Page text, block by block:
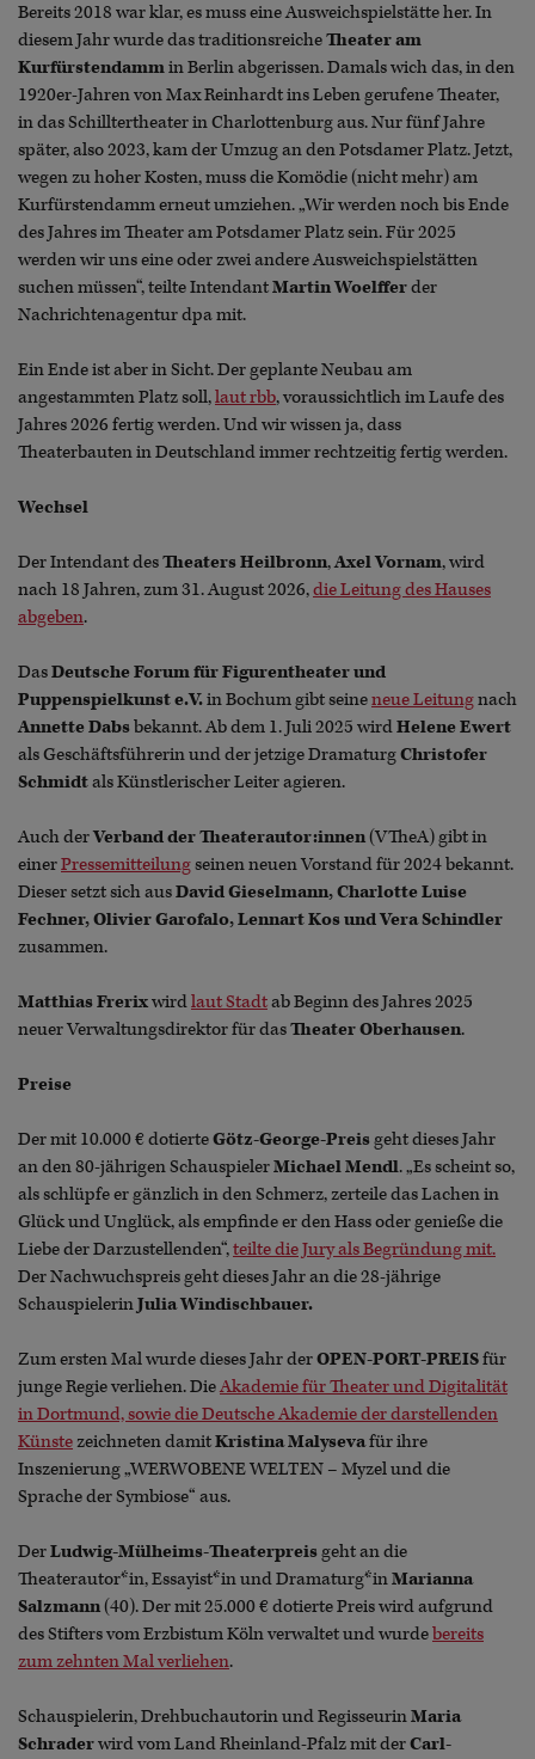
Bereits 2018 war klar, es muss eine Ausweichspielstätte her. In
diesem Jahr wurde das traditionsreicheTheater am
Kurfürstendammin Berlin abgerissen. Damals wich das, in den
1920er-Jahren von Max Reinhardt ins Leben gerufene Theater,
in das Schilltertheater in Charlottenburg aus. Nur fünf Jahre
später, also 2023, kam der Umzug an den Potsdamer Platz. Jetzt,
wegen zu hoher Kosten, muss die Komödie (nicht mehr) am
Kurfürstendamm erneut umziehen. „Wir werden noch bis Ende
des Jahres im Theater am Potsdamer Platz sein. Für 2025
werden wir uns eine oder zwei andere Ausweichspielstätten
suchen müssen“, teilte IntendantMartin Woelfferder
Nachrichtenagentur dpa mit.
Ein Ende ist aber in Sicht. Der geplante Neubau am
angestammten Platz soll,laut rbb, voraussichtlich im Laufe des
Jahres 2026 fertig werden. Und wir wissen ja, dass
Theaterbauten in Deutschland immer rechtzeitig fertig werden.
Wechsel
Der Intendant desTheaters Heilbronn,Axel Vornam, wird
nach 18 Jahren, zum 31. August 2026,die Leitung des Hauses
abgeben.
DasDeutsche Forum für Figurentheater und
Puppenspielkunst e.V.in Bochum gibt seineneue Leitungnach
Annette Dabsbekannt. Ab dem 1. Juli 2025 wirdHelene Ewert
als Geschäftsführerin und der jetzige DramaturgChristofer
Schmidtals Künstlerischer Leiter agieren.
Auch derVerband der Theaterautor:innen(VTheA) gibt in
einerPressemitteilungseinen neuen Vorstand für 2024 bekannt.
Dieser setzt sich ausDavid Gieselmann, Charlotte Luise
Fechner, Olivier Garofalo, Lennart Kos und Vera Schindler
zusammen.
Matthias Frerixwirdlaut Stadtab Beginn des Jahres 2025
neuer Verwaltungsdirektor für dasTheater Oberhausen.
Preise
Der mit 10.000 € dotierteGötz-George-Preisgeht dieses Jahr
an den 80-jährigen SchauspielerMichael Mendl. „Es scheint so,
als schlüpfe er gänzlich in den Schmerz, zerteile das Lachen in
Glück und Unglück, als empfinde er den Hass oder genieße die
Liebe der Darzustellenden“,teilte die Jury als Begründung mit.
Der Nachwuchspreis geht dieses Jahr an die 28-jährige
SchauspielerinJulia Windischbauer.
Zum ersten Mal wurde dieses Jahr derOPEN-PORT-PREISfür
junge Regie verliehen. DieAkademie für Theater und Digitalität
in Dortmund, sowie die Deutsche Akademie der darstellenden
Künstezeichneten damitKristina Malysevafür ihre
Inszenierung „WERWOBENE WELTEN – Myzel und die
Sprache der Symbiose“ aus.
DerLudwig-Mülheims-Theaterpreisgeht an die
Theaterautor*in, Essayist*in und Dramaturg*inMarianna
Salzmann(40). Der mit 25.000 € dotierte Preis wird aufgrund
des Stifters vom Erzbistum Köln verwaltet und wurdebereits
zum zehnten Mal verliehen.
Schauspielerin, Drehbuchautorin und RegisseurinMaria
Schraderwird vom Land Rheinland-Pfalz mit derCarl-